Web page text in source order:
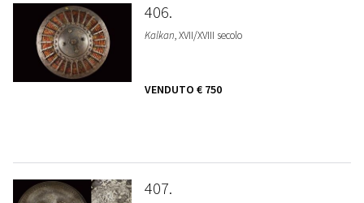
406
Kalkan, XVII/XVIII secolo
VENDUTO € 750
407